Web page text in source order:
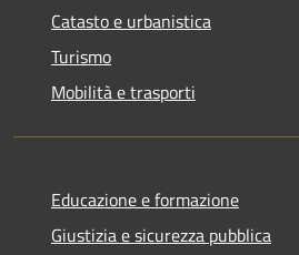
Catasto e urbanistica
Turismo
Mobilità e trasporti
Educazione e formazione
Giustizia e sicurezza pubblica